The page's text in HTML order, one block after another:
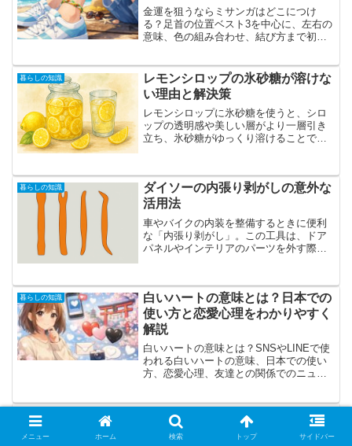
金運を狙うならミサンガはどこにつけ
る？足首の位置ベスト3を中心に、左右の
意味、色の組み合わせ、結び方まで初心
暮らしの知識
レモンシロップの氷砂糖が溶けな
い理由と解決策
レモンシロップに氷砂糖を使うと、シロ
ップの透明感や美しい層がより一層引き
立ち、氷砂糖がゆっくり溶けることでま
ほど寝かせても氷砂糖が残っていると、
シロップに均一に溶け込ま...
暮らしの知識
ダイソーの内張り剥がしの意外な
活用法
車やバイクの内装を整備するときに便利
な「内張り剥がし」。この工具は、ドア
パネルやインテリアのパーツを外す際に
す。通常はホームセンターやカー用品店
で金属製や高耐久の専用...
暮らしの知識
白いハートの意味とは？日本での
使い方と恋愛心理をわかりやすく
解説
白いハートの意味とは？SNSやLINEで使
われる白いハートの意味、日本での使い
方、恋愛心理、友達との関係でのニュア
暮らしの知識
ムカデの天敵：自然界の驚異的バ
ランスを探る
メニュー ホーム 検索 トップ サイドバー